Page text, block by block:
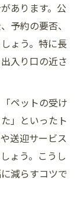
あります。公
予約の要否、
ょう。特に長
入り口の近さ
ペットの受け
」といったト
送迎サービス
ょう。こうし
減らすコツで